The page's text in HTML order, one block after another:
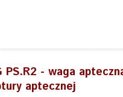
PS.R2 - waga
aptecznej